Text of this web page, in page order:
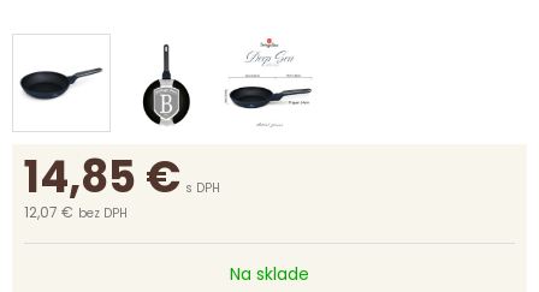
14,85€ s DPH
12,07 € bez DPH
Na sklade